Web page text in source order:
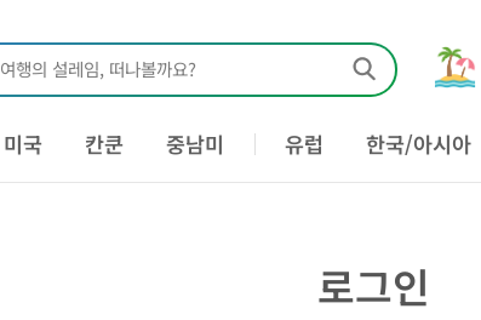
여행의 설레임, 떠나볼까요?
미국 칸쿤 중남미 유럽 한국/아시아
로그인